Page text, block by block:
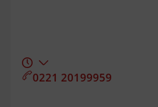
0221 20199959